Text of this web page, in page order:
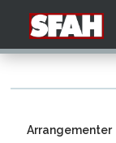
Arrangementer